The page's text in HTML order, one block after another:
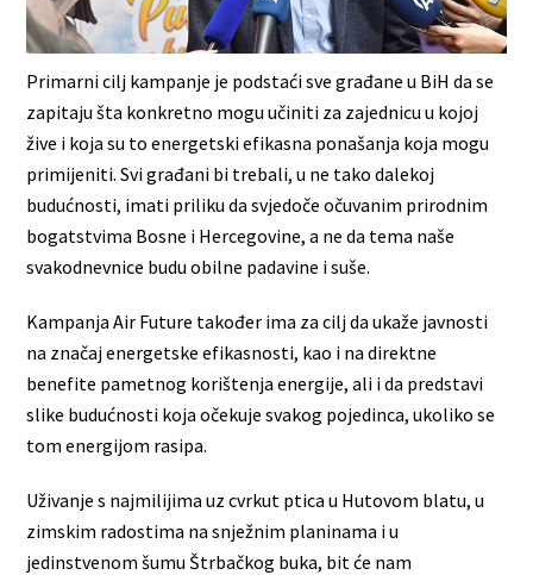
Primarni cilj kampanje je podstaći sve građane u BiH da se
zapitaju šta konkretno mogu učiniti za zajednicu u kojoj
žive i koja su to energetski efikasna ponašanja koja mogu
primijeniti. Svi građani bi trebali, u ne tako dalekoj
budućnosti, imati priliku da svjedoče očuvanim prirodnim
bogatstvima Bosne i Hercegovine, a ne da tema naše
svakodnevnice budu obilne padavine i suše.
Kampanja Air Future također ima za cilj da ukaže javnosti
na značaj energetske efikasnosti, kao i na direktne
benefite pametnog korištenja energije, ali i da predstavi
slike budućnosti koja očekuje svakog pojedinca, ukoliko se
tom energijom rasipa.
Uživanje s najmilijima uz cvrkut ptica u Hutovom blatu, u
zimskim radostima na snježnim planinama i u
jedinstvenom šumu Štrbačkog buka, bit će nam